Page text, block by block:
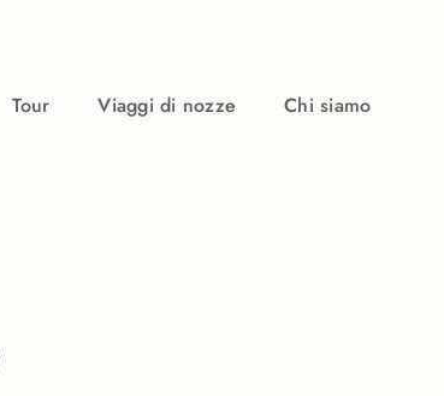
Tour Viaggi di nozze Chi siamo